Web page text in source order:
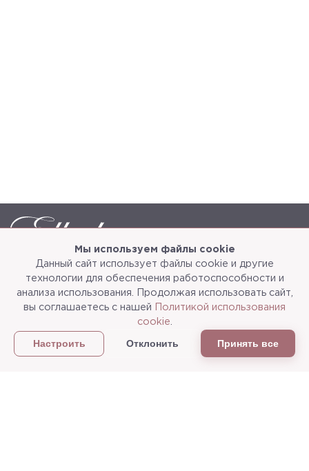
Мы используем файлы cookie
Данный сайт использует файлы cookie и другие
технологии для обеспечения работоспособности и
анализа использования. Продолжая использовать сайт,
вы соглашаетесь с нашей
Политикой использования
cookie
Настроить Отклонить Принять все
Каталог О компании
3d-тур
Сотрудничество Доставка и упаковка
Политика конфиденциальности